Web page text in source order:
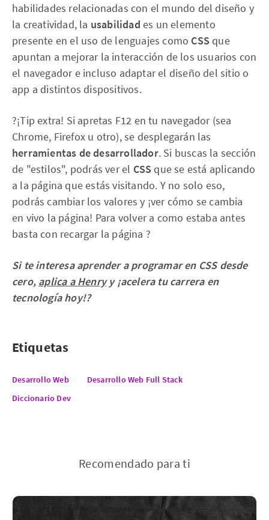
habilidades relacionadas con el mundo del diseño y
la creatividad, la usabilidades un elemento
presente en el uso de lenguajes como CSSque
apuntan a mejorar la interacción de los usuarios con
el navegador e incluso adaptar el diseño del sitio o
app a distintos dispositivos.
?¡Tip extra! Si apretas F12 en tu navegador (sea
Chrome, Firefox u otro), se desplegarán las
herramientas de desarrollador. Si buscas la sección
de "estilos", podrás ver el CSSque se está aplicando
a la página que estás visitando. Y no solo eso,
podrás cambiar los valores y ¡ver cómo se cambia
en vivo la página! Para volver a como estaba antes
basta con recargar la página ?
Si te interesa aprender a programar en CSS desde
cero, aplica a Henryy ¡acelera tu carrera en
tecnología hoy!?
Etiquetas
Desarrollo Web
Desarrollo Web Full Stack
Diccionario Dev
Recomendado para ti